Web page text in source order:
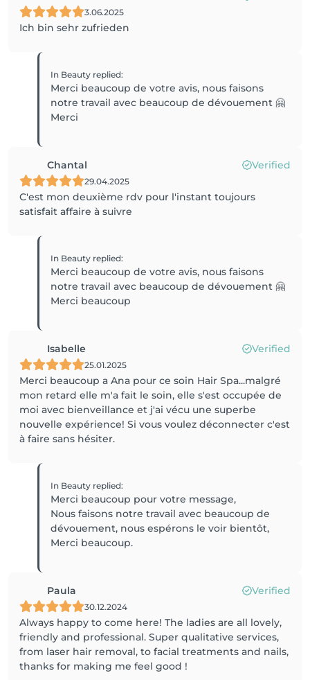
3.06.2025
Ich bin sehr zufrieden
In Beauty replied:
Merci beaucoup de votre avis, nous faisons
notre travail avec beaucoup de dévouement 🤗
Merci
Chantal Verified
29.04.2025
C'est mon deuxième rdv pour l'instant toujours
satisfait affaire à suivre
In Beauty replied:
Merci beaucoup de votre avis, nous faisons
notre travail avec beaucoup de dévouement 🤗
Merci beaucoup
Isabelle Verified
25.01.2025
Merci beaucoup a Ana pour ce soin Hair Spa...malgré
mon retard elle m'a fait le soin, elle s'est occupée de
moi avec bienveillance et j'ai vécu une superbe
nouvelle expérience! Si vous voulez déconnecter c'est
à faire sans hésiter.
In Beauty replied:
Merci beaucoup pour votre message,
Nous faisons notre travail avec beaucoup de
dévouement, nous espérons le voir bientôt,
Merci beaucoup.
Paula Verified
30.12.2024
Always happy to come here! The ladies are all lovely,
friendly and professional. Super qualitative services,
from laser hair removal, to facial treatments and nails,
thanks for making me feel good !